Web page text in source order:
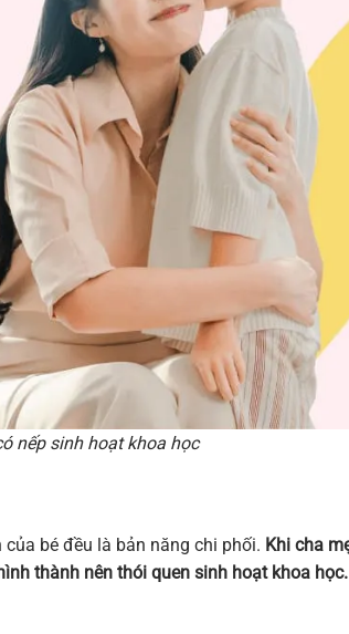
nếp sinh hoạt khoa học
bé đều là bản năng chi phối. Khi cha
thành nên thói quen sinh hoạt khoa